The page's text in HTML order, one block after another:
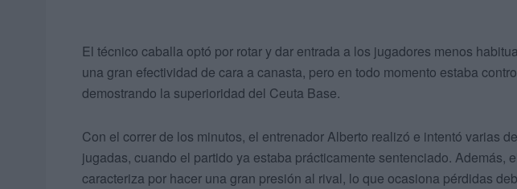
El técnico caballa optó por rotar y dar entrada a los jugadores menos
una gran efectividad de cara a canasta, pero en todo momento estaba
demostrando la superioridad del Ceuta Base.
Con el correr de los minutos, el entrenador Alberto realizó e intentó varias
jugadas, cuando el partido ya estaba prácticamente sentenciado. Además,
caracteriza por hacer una gran presión al rival, lo que ocasiona pérdidas